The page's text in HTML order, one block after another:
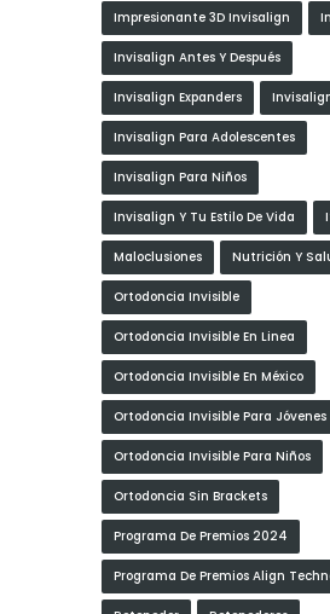
Impresionante 3D Invisalign
Invisalign Antes Y Después
Invisalign Expanders
Invisalign Para Adolescentes
Invisalign Para Niños
Invisalign Y Tu Estilo De Vida
Maloclusiones Nutrición Y
Ortodoncia Invisible
Ortodoncia Invisible En Linea
Ortodoncia Invisible En México
Ortodoncia Invisible Para Jóvenes
Ortodoncia Invisible Para Niños
Ortodoncia Sin Brackets
Programa De Premios 2024
Programa De Premios Align